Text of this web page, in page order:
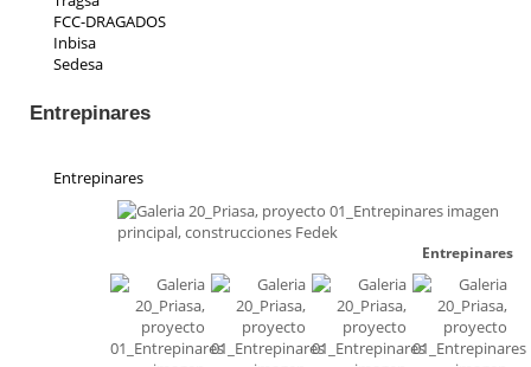
FCC-DRAGADOS
Inbisa
Sedesa
Collosa
Aspica
Priasa
Padeser
Residencial Toscana
Entrepinares
Entrepinares
Entrepinares